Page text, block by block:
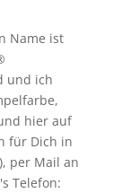
Name ist
und ich
hier auf
für Dich in
per Mail an
Telefon: